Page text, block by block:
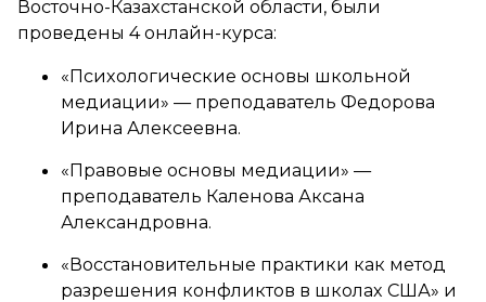
Восточно-Казахстанской области, были
проведены 4 онлайн-курса:
«Психологические основы школьной
медиации» — преподаватель Федорова
Ирина Алексеевна.
«Правовые основы медиации» —
преподаватель Каленова Аксана
Александровна.
«Восстановительные практики как метод
разрешения конфликтов в школах США» и